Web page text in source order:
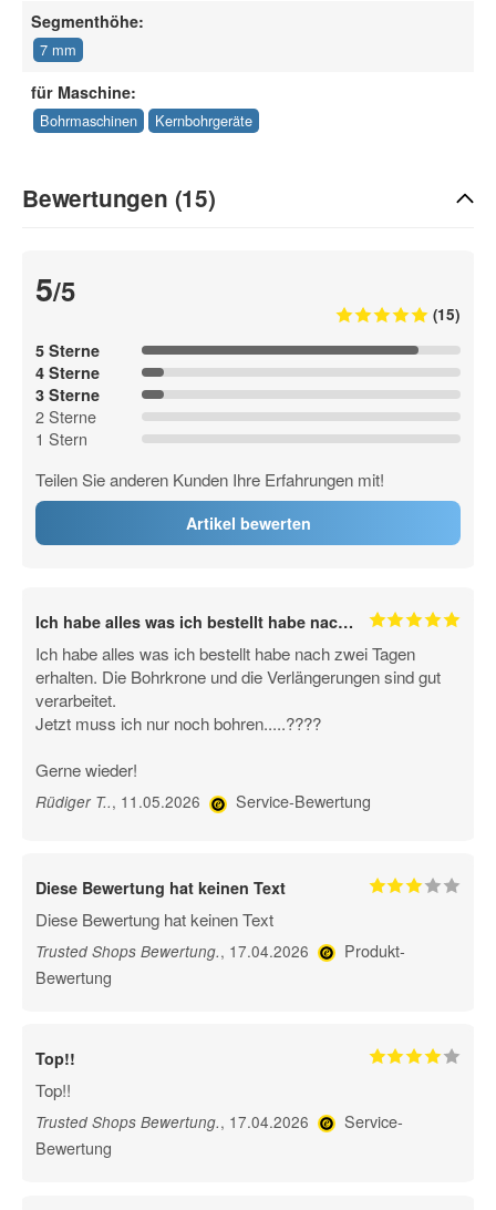
Segmenthöhe:
7 mm
für Maschine:
Bohrmaschinen Kernbohrgeräte
Bewertungen (15)
5/5
(15)
5 Sterne
4 Sterne
3 Sterne
2 Sterne
1 Stern
Teilen Sie anderen Kunden Ihre Erfahrungen mit!
Artikel bewerten
Ich habe alles was ich bestellt habe nac…
Ich habe alles was ich bestellt habe nach zwei Tagen
erhalten. Die Bohrkrone und die Verlängerungen sind gut
verarbeitet.
Jetzt muss ich nur noch bohren.....????
Gerne wieder!
Rüdiger T.., 11.05.2026 Service-Bewertung
Diese Bewertung hat keinen Text
Diese Bewertung hat keinen Text
Trusted Shops Bewertung., 17.04.2026
Produkt-
Bewertung
Top!!
Top!!
Trusted Shops Bewertung., 17.04.2026
Service-
Bewertung